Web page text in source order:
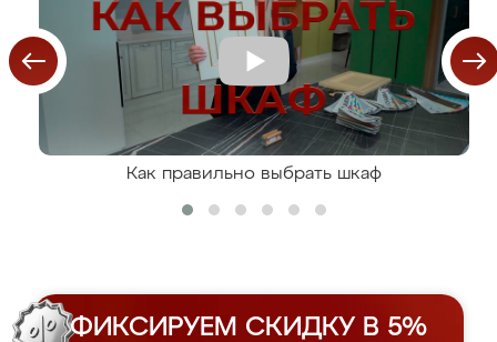
Как правильно выбрать шкаф
ФИКСИРУЕМ СКИДКУ В 5%